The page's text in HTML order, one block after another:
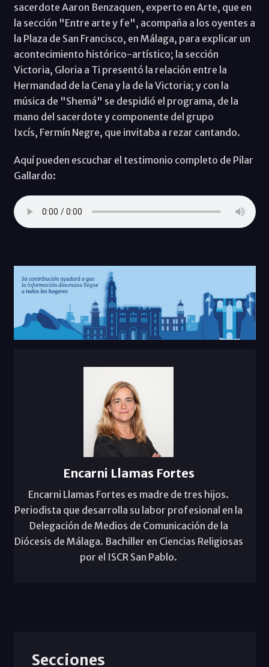
sacerdote Aaron Benzaquen, experto en Arte, que en
la sección "Entre arte y fe", acompaña a los oyentes a
la Plaza de San Francisco, en Málaga, para explicar un
acontecimiento histórico-artístico; la sección
Victoria, Gloria a Ti presentó la relación entre la
Hermandad de la Cena y la de la Victoria; y con la
música de "Shemá" se despidió el programa, de la
mano del sacerdote y componente del grupo
Ixcís, Fermín Negre, que invitaba a rezar cantando.
Aquí pueden escuchar el testimonio completo de Pilar
Gallardo:
Encarni Llamas Fortes
Encarni Llamas Fortes es madre de tres hijos.
Periodista que desarrolla su labor profesional en la
Delegación de Medios de Comunicación de la
Diócesis de Málaga. Bachiller en Ciencias Religiosas
por el ISCR San Pablo.
Secciones